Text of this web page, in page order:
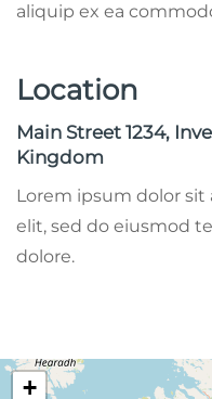
aliquip ex ea
Location
Main Street 1234,
Kingdom
Lorem ipsum dolor
elit, sed do eiusmod
dolore.
+